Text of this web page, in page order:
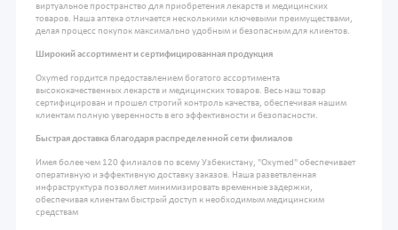
виртуальное пространство для приобретения лекарств и медицинских
товаров. Наша аптека отличается несколькими ключевыми преимуществами,
делая процесс покупок максимально удобным и безопасным для клиентов.
Широкий ассортимент и сертифицированная продукция
Oxymed гордится предоставлением богатого ассортимента
высококачественных лекарств и медицинских товаров. Весь наш товар
сертифицирован и прошел строгий контроль качества, обеспечивая нашим
клиентам полную уверенность в его эффективности и безопасности.
Быстрая доставка благодаря распределенной сети филиалов
Имея более чем 120 филиалов по всему Узбекистану, "Oxymed" обеспечивает
оперативную и эффективную доставку заказов. Наша разветвленная
инфраструктура позволяет минимизировать временные задержки,
обеспечивая клиентам быстрый доступ к необходимым медицинским
средствам